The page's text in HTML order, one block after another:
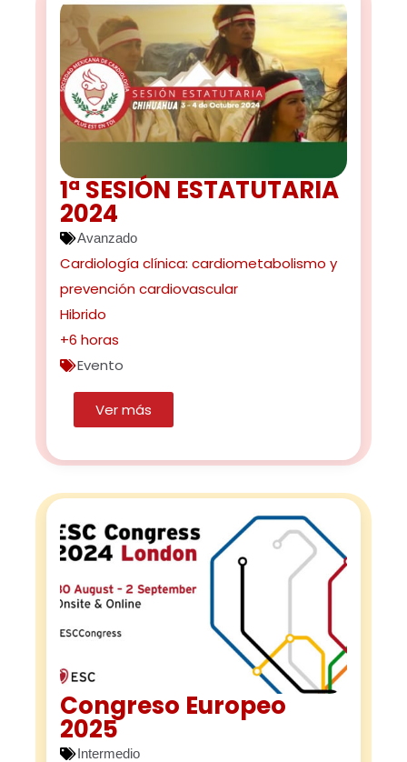
1ª SESIÓN ESTATUTARIA
2024
Avanzado
Cardiología clínica: cardiometabolismo y
prevención cardiovascular
Hibrido
+6 horas
Evento
Ver más
Congreso Europeo
2025
Intermedio